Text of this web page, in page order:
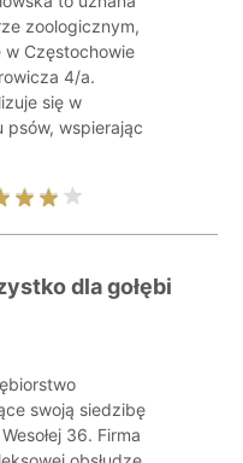
zoologicznym,
w Częstochowie
4/a.
się w
psów, wspierając
dla gołębi
swoją siedzibę
36. Firma